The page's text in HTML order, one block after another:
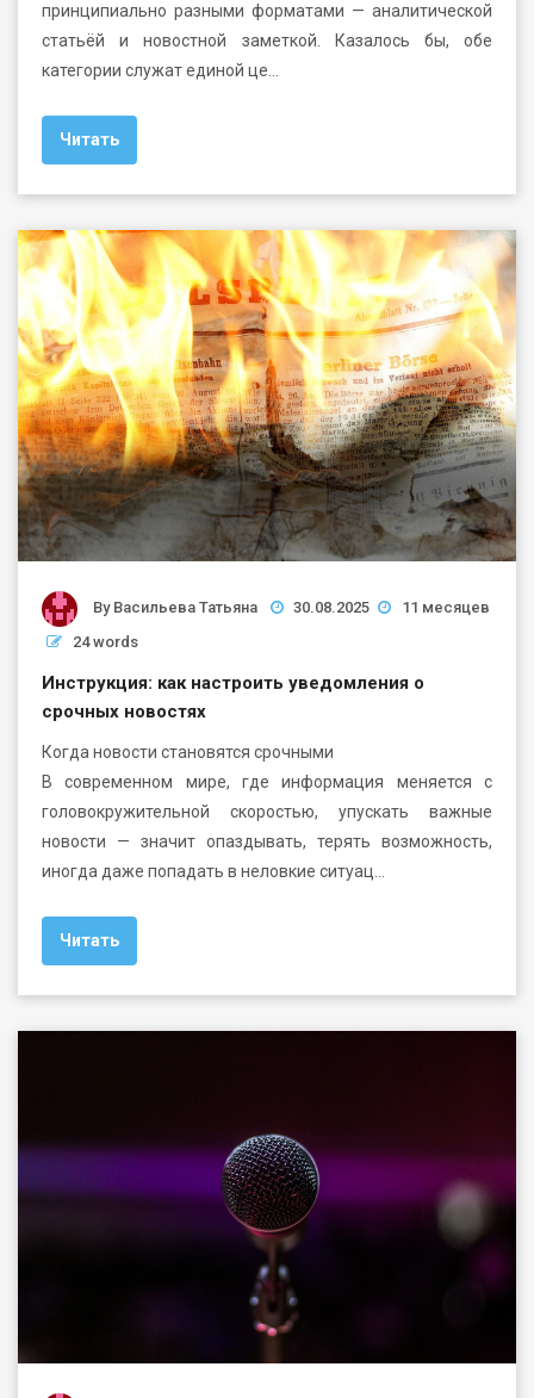
принципиально разными форматами — аналитической
статьёй и новостной заметкой. Казалось бы, обе
категории служат единой це…
Читать
By Васильева Татьяна 30.08.2025
11 месяцев
24 words
Инструкция: как настроить уведомления о
срочных новостях
Когда новости становятся срочными
В современном мире, где информация меняется с
головокружительной скоростью, упускать важные
новости — значит опаздывать, терять возможность,
иногда даже попадать в неловкие ситуац…
Читать